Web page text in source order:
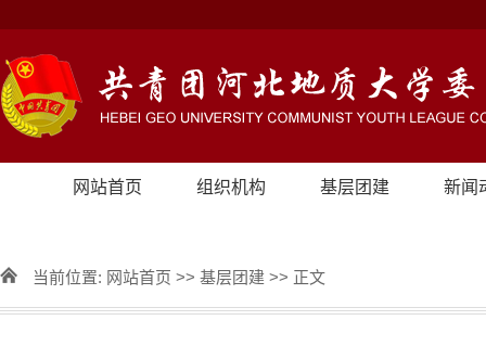
网站首页 组织机构 基层团建 新闻
当前位置: 网站首页 >> 基层团建 >> 正文